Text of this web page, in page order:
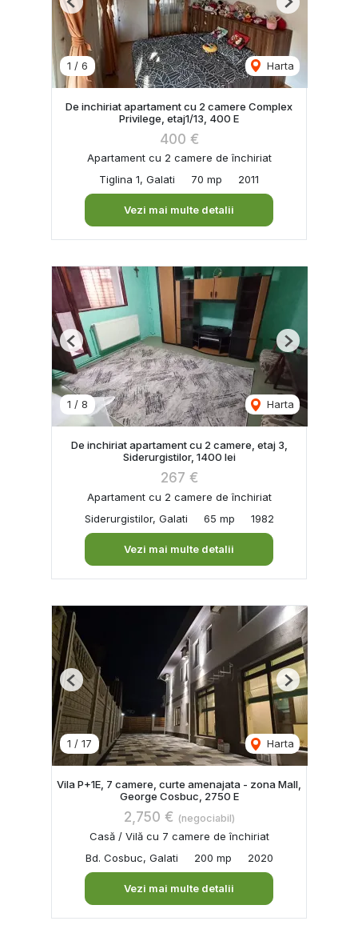
1 / 6 Harta
Previous Next
De inchiriat apartament cu 2 camere Complex
Privilege, etaj1/13, 400 E
400 €
Apartament cu 2 camere de închiriat
Tiglina 1, Galati
70 mp 2011
Vezi mai multe detalii
1 / 8 Harta
Previous Next
De inchiriat apartament cu 2 camere, etaj 3,
Siderurgistilor, 1400 lei
267 €
Apartament cu 2 camere de închiriat
Siderurgistilor, Galati
65 mp 1982
Vezi mai multe detalii
1 / 17 Harta
Previous Next
Vila P+1E, 7 camere, curte amenajata - zona Mall,
George Cosbuc, 2750 E
2,750 € (negociabil)
Casă / Vilă cu 7 camere de închiriat
Bd. Cosbuc, Galati
200 mp 2020
Vezi mai multe detalii